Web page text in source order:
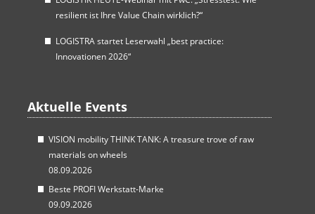
resilient ist Ihre Value Chain wirklich?“
LOGISTRA startet Leserwahl „best practice:
Innovationen 2026“
Aktuelle Events
VISION mobility THINK TANK: A treasure trove of raw
materials on wheels
08.09.2026
Beste PROFI Werkstatt-Marke
09.09.2026